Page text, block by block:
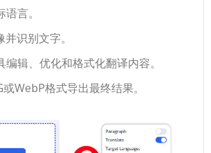
言。
识别文字。
编辑、优化和格式化翻译内容。
或WebP格式导出最终结果。